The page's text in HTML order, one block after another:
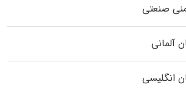
صنعتی
آلمانی
انگلیسی